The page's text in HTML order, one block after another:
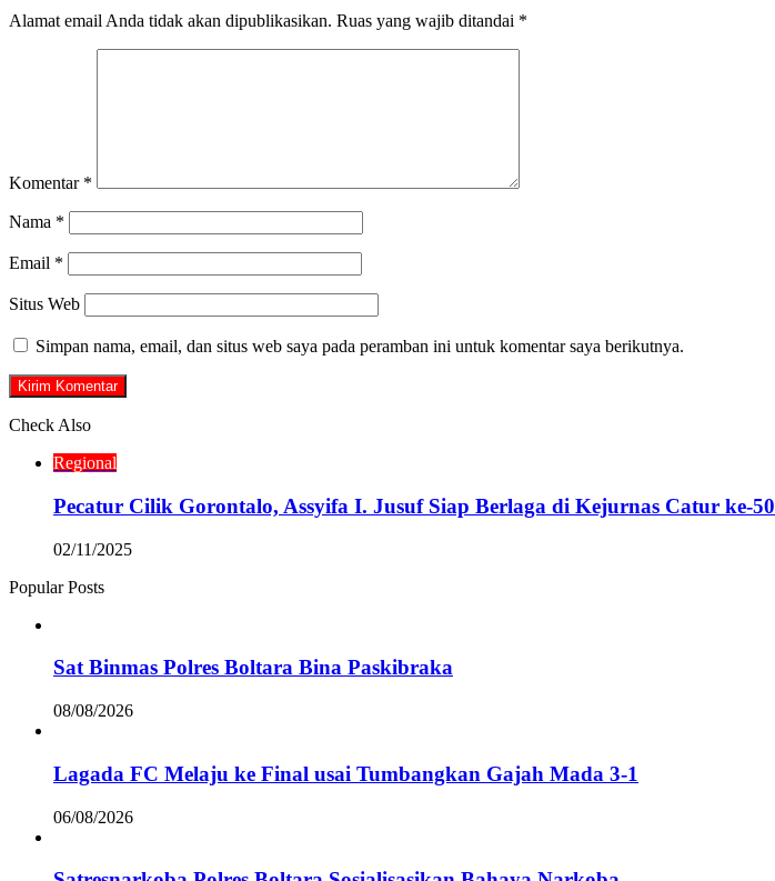
Alamat email Anda tidak akan dipublikasikan. Ruas yang wajib ditandai *
Komentar *
Nama *
Email *
Situs Web
Simpan nama, email, dan situs web saya pada peramban ini untuk komentar saya berikutnya.
Check Also
Regional
Pecatur Cilik Gorontalo, Assyifa I. Jusuf Siap Berlaga di Kejurnas Catur ke-50
02/11/2025
Popular Posts
Sat Binmas Polres Boltara Bina Paskibraka
08/08/2026
Lagada FC Melaju ke Final usai Tumbangkan Gajah Mada 3-1
06/08/2026